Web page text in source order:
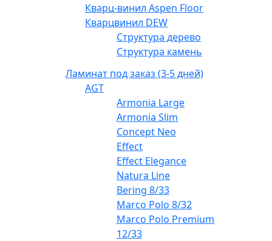
Кварц-винил Aspen Floor
Кварцвинил DEW
Структура дерево
Структура камень
Ламинат под заказ (3-5 дней)
AGT
Armonia Large
Armonia Slim
Concept Neo
Effect
Effect Elegance
Natura Line
Bering 8/33
Marco Polo 8/32
Marco Polo Premium
12/33